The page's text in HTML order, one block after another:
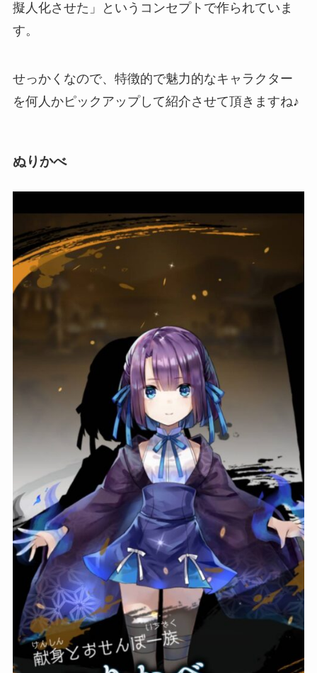
擬人化させた」
というコンセプトで作られていま
す。
せっかくなので、特徴的で魅力的なキャラクター
を何人かピックアップして紹介させて頂きますね♪
ぬりかべ